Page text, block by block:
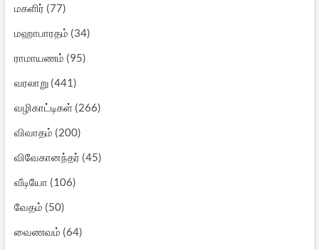
மகளிர் (77)
மஹாபாரதம் (34)
ராமாயணம் (95)
வரலாறு(441)
வழிகாட்டிகள்(266)
விவாதம் (200)
விவேகானந்தர் (45)
வீடியோ (106)
வேதம் (50)
வைணவம் (64)